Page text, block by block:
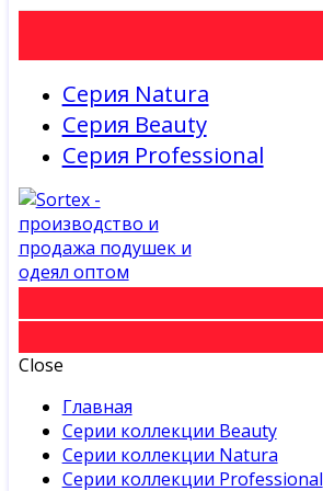
Серия Natura
Серия Beauty
Серия Professional
Close
Главная
Серии коллекции Beauty
Серии коллекции Natura
Серии коллекции Professional